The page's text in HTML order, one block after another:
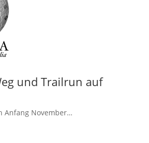
und Trailrun auf
Anfang November…